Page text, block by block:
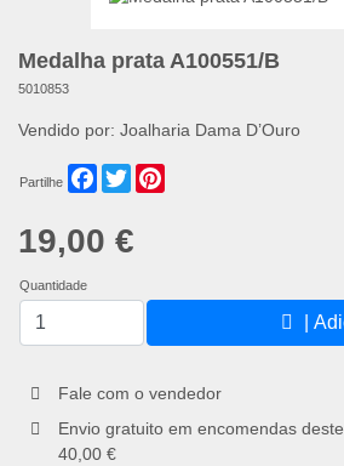
Medalha prata A100551/B
5010853
Vendido por: Joalharia Dama D’Ouro
Partilhe Facebook
Twitter
19,00 €
Quantidade
|
Fale com o vendedor
Envio gratuito em encomendas
40,00 €